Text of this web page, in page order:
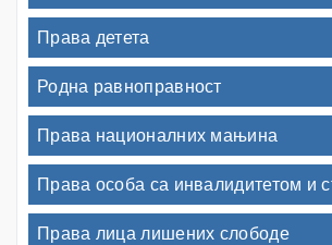
Права детета
Родна равноправност
Права националних мањина
Права особа са инвалидитетом и
Права лица лишених слободе